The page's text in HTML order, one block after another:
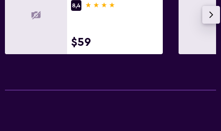
Servicio de planchado
Servicios de lavandería/tintorería
8,4
4 estrellas
$59